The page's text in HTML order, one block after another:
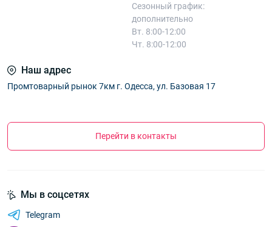
Сезонный график:
дополнительно
Вт. 8:00-12:00
Чт. 8:00-12:00
Наш адрес
Промтоварный рынок 7км г. Одесса, ул. Базовая 17
Перейти в контакты
Мы в соцсетях
Telegram